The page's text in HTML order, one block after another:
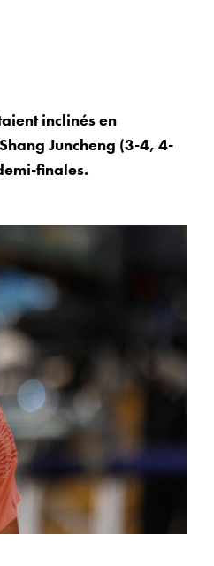
inclinés en
Juncheng (3-4, 4-
finales.